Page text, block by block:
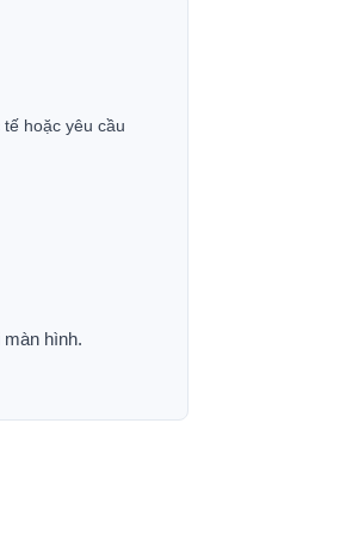
hoặc yêu cầu
hình.